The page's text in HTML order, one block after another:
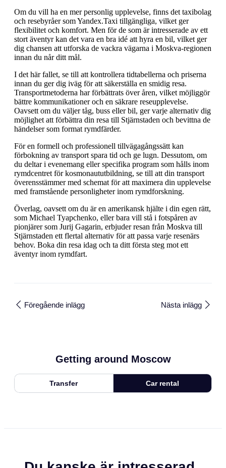
Om du vill ha en mer personlig upplevelse, finns det taxibolag
och resebyråer som Yandex.Taxi tillgängliga, vilket ger
flexibilitet och komfort. Men för de som är intresserade av ett
stort äventyr kan det vara en bra idé att hyra en bil, vilket ger
dig chansen att utforska de vackra vägarna i Moskva-regionen
innan du når ditt mål.
I det här fallet, se till att kontrollera tidtabellerna och priserna
innan du ger dig iväg för att säkerställa en smidig resa.
Transportmetoderna har förbättrats över åren, vilket möjliggör
bättre kommunikationer och en säkrare reseupplevelse.
Oavsett om du väljer tåg, buss eller bil, ger varje alternativ dig
möjlighet att förbättra din resa till Stjärnstaden och bevittna de
händelser som format rymdfärder.
För en formell och professionell tillvägagångssätt kan
förbokning av transport spara tid och ge lugn. Dessutom, om
du deltar i evenemang eller specifika program som hålls inom
rymdcentret för kosmonaututbildning, se till att din transport
överensstämmer med schemat för att maximera din upplevelse
med framstående personligheter inom rymdforskning.
Överlag, oavsett om du är en amerikansk hjälte i din egen rätt,
som Michael Tyapchenko, eller bara vill stå i fotspåren av
pionjärer som Jurij Gagarin, erbjuder resan från Moskva till
Stjärnstaden ett flertal alternativ för att passa varje resenärs
behov. Boka din resa idag och ta ditt första steg mot ett
äventyr inom rymdfart.
Föregående inlägg Nästa inlägg
Getting around Moscow
Transfer Car rental